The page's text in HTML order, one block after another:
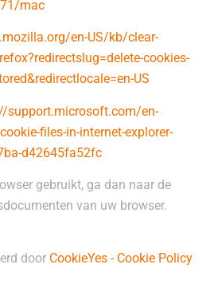
mac
en-US/kb/clear-
cookies-
US
support.microsoft.com/en-
files-in-internet-explorer-
d42645fa52fc
gebruikt, ga dan naar de
van uw browser.
door CookieYes - Cookie Policy